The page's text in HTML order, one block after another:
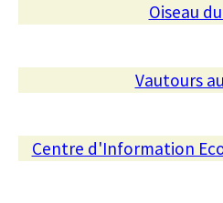
Oiseau
Vautours
Centre d'Information